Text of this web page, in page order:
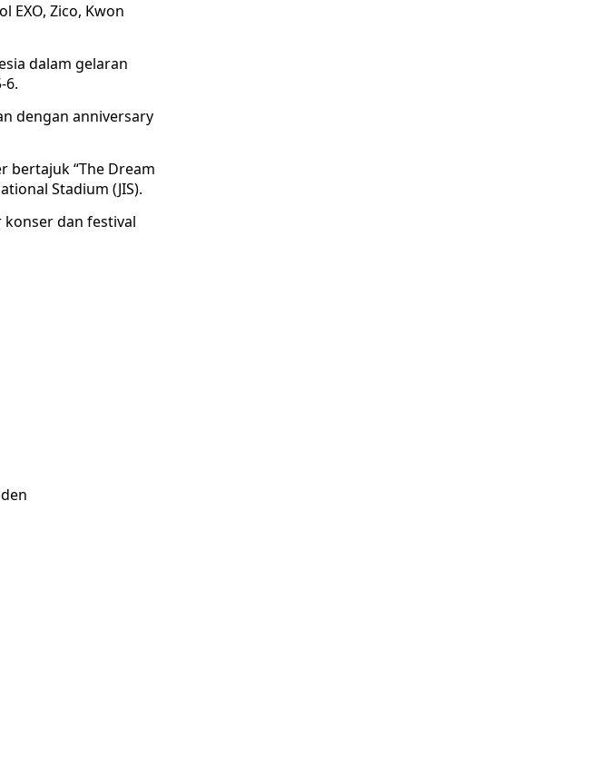
EXO, Zico, Kwon
dalam gelaran
6.
dengan anniversary
bertajuk “The Dream
Stadium (JIS).
dan festival